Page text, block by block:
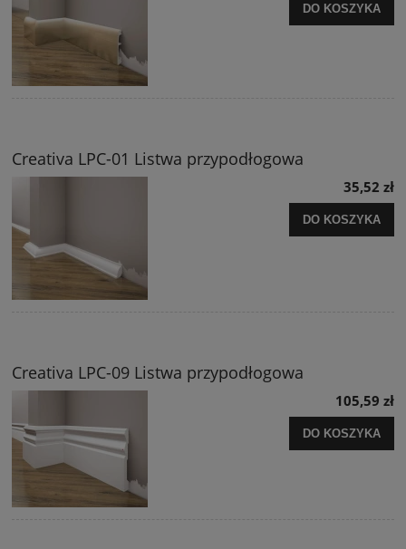
DO KOSZYKA
Creativa LPC-01 Listwa przypodłogowa
35,52 zł
DO KOSZYKA
Creativa LPC-09 Listwa przypodłogowa
105,59 zł
DO KOSZYKA